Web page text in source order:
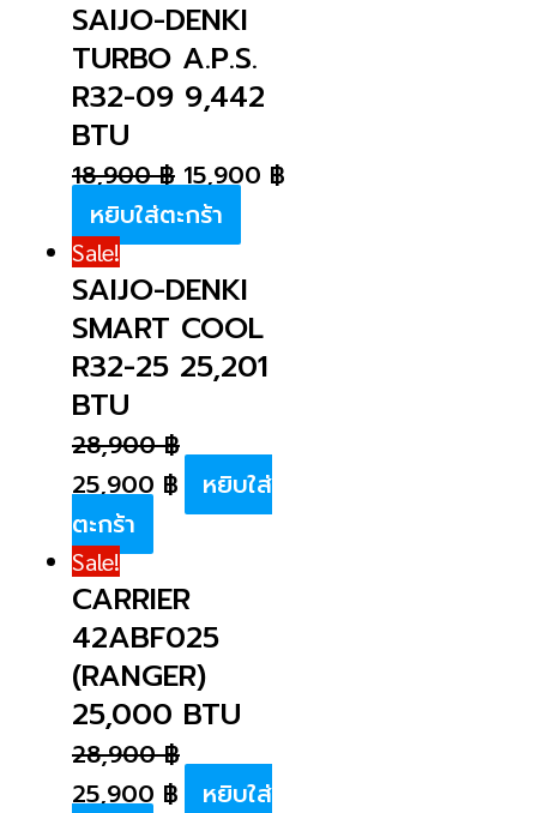
SAIJO-DENKI
TURBO A.P.S.
R32-09 9,442
BTU
18,900฿ 15,900 ฿
หยิบใส่ตะกร้า
Sale!
SAIJO-DENKI
SMART COOL
R32-25 25,201
BTU
28,900฿
25,900 ฿
หยิบใส่
ตะกร้า
Sale!
CARRIER
42ABF025
(RANGER)
25,000 BTU
28,900฿
25,900 ฿
หยิบใส่